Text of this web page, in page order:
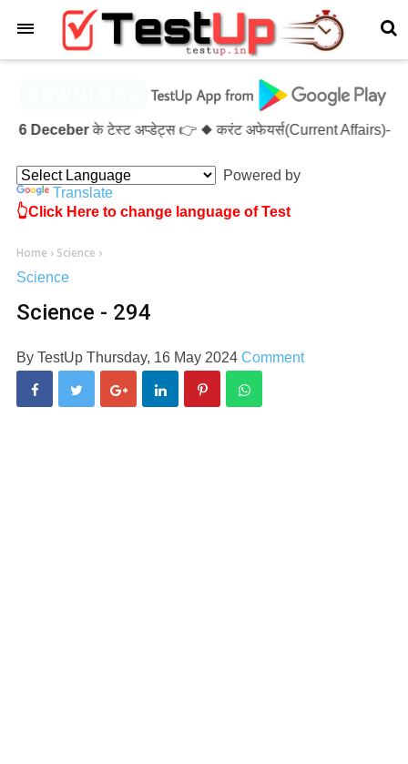
Deceberके टेस्ट अप्डेट्स 👉 ◆ करंट अफेयर्स(Current Affairs)-
Powered by
Translate
👆Click Here to change language of Test
Home › Science ›
Science
Science - 294
By TestUp Thursday, 16 May 2024 Comment